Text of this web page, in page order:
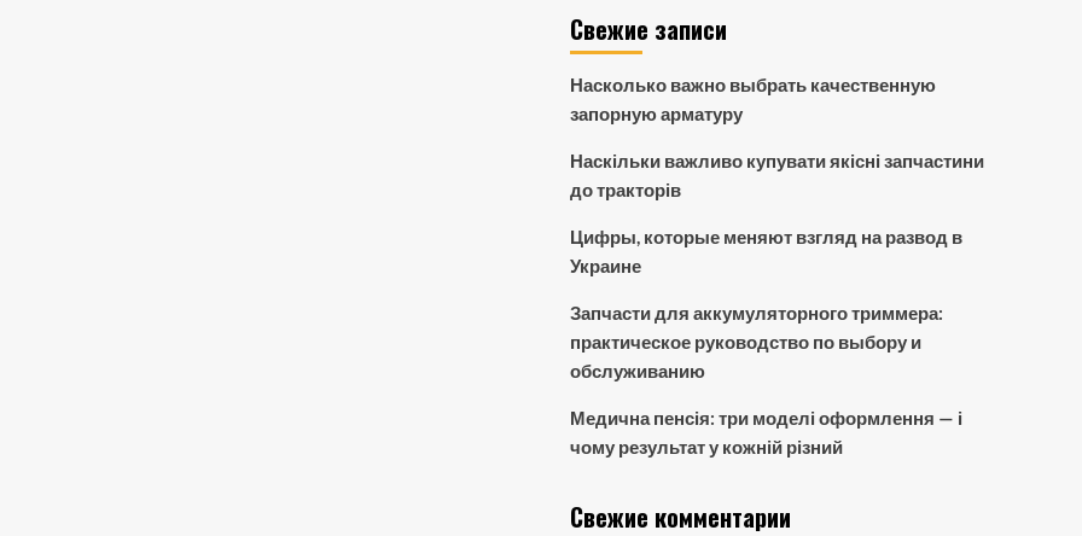
Свежие записи
Насколько важно выбрать качественную
запорную арматуру
Наскільки важливо купувати якісні запчастини
до тракторів
Цифры, которые меняют взгляд на развод в
Украине
Запчасти для аккумуляторного триммера:
практическое руководство по выбору и
обслуживанию
Медична пенсія: три моделі оформлення — і
чому результат у кожній різний
Свежие комментарии